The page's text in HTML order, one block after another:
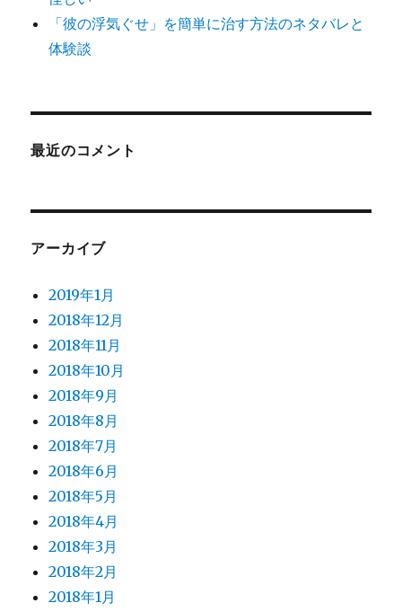
「彼の浮気ぐせ」を簡単に治す方法のネタバレと
体験談
最近のコメント
アーカイブ
2019年1月
2018年12月
2018年11月
2018年10月
2018年9月
2018年8月
2018年7月
2018年6月
2018年5月
2018年4月
2018年3月
2018年2月
2018年1月